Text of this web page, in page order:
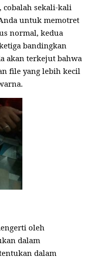
cobalah sekali-kali
untuk memotret
normal, kedua
bandingkan
akan terkejut bahwa
file yang lebih kecil
oleh
dalam
dalam